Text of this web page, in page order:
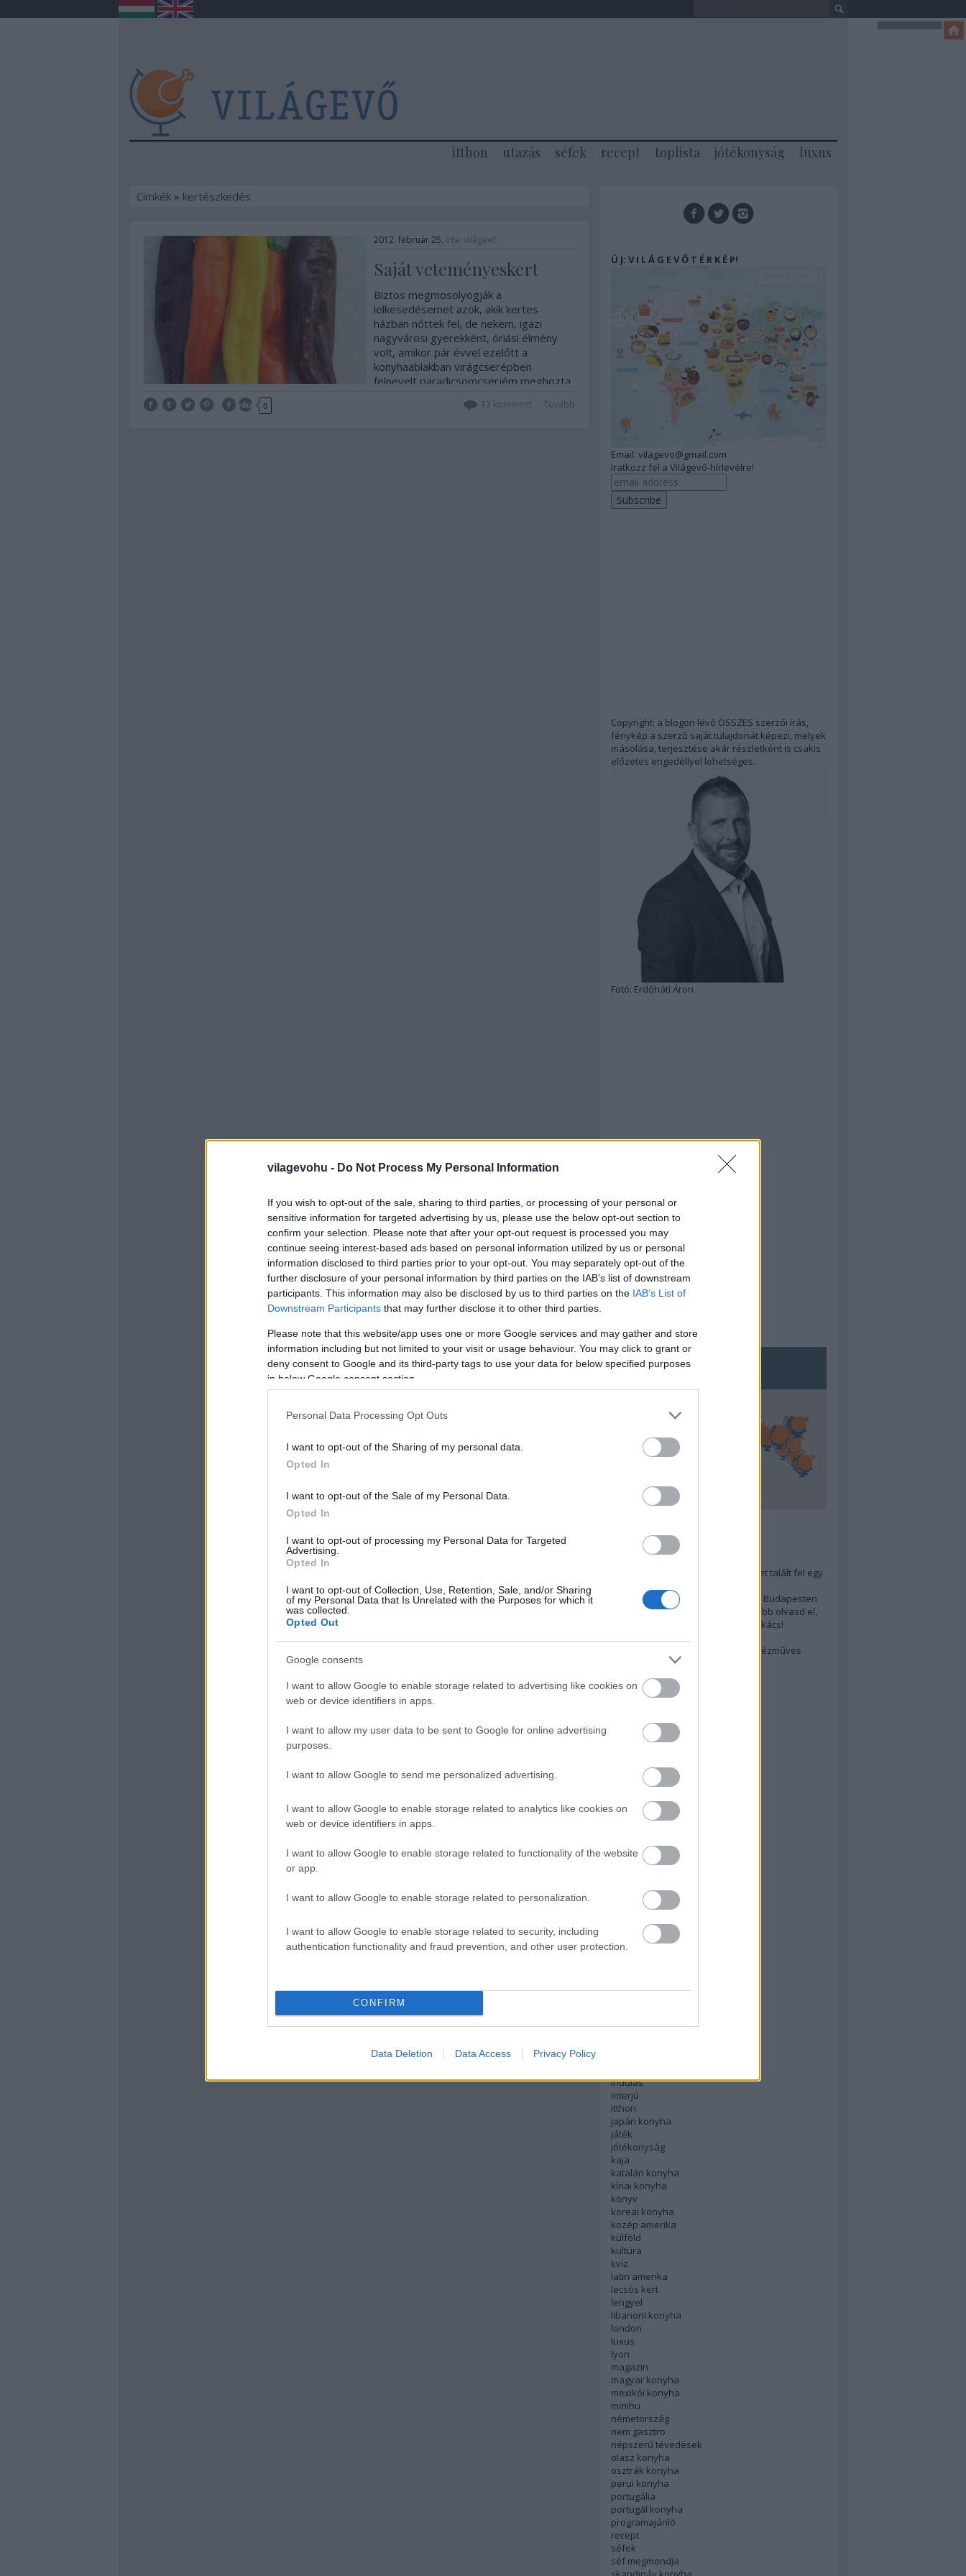
vilagevohu - Do Not Process My Personal Information
If you wish to opt-out of the sale, sharing to third parties, or processing of your personal or
sensitive information for targeted advertising by us, please use the below opt-out section to
confirm your selection. Please note that after your opt-out request is processed you may
continue seeing interest-based ads based on personal information utilized by us or personal
information disclosed to third parties prior to your opt-out. You may separately opt-out of the
further disclosure of your personal information by third parties on the IAB’s list of downstream
participants. This information may also be disclosed by us to third parties on the IAB’s List of
Downstream Participants that may further disclose it to other third parties.
Please note that this website/app uses one or more Google services and may gather and store
information including but not limited to your visit or usage behaviour. You may click to grant or
deny consent to Google and its third-party tags to use your data for below specified purposes
in below Google consent section.
Personal Data Processing Opt Outs
I want to opt-out of the Sharing of my personal data.
Opted In
I want to opt-out of the Sale of my Personal Data.
Opted In
I want to opt-out of processing my Personal Data for Targeted
Advertising.
Opted In
I want to opt-out of Collection, Use, Retention, Sale, and/or Sharing
of my Personal Data that Is Unrelated with the Purposes for which it
was collected.
Opted Out
Google consents
I want to allow Google to enable storage related to advertising like cookies on
web or device identifiers in apps.
I want to allow my user data to be sent to Google for online advertising
purposes.
I want to allow Google to send me personalized advertising.
I want to allow Google to enable storage related to analytics like cookies on
web or device identifiers in apps.
I want to allow Google to enable storage related to functionality of the website
or app.
I want to allow Google to enable storage related to personalization.
I want to allow Google to enable storage related to security, including
authentication functionality and fraud prevention, and other user protection.
CONFIRM
Data Deletion Data Access Privacy Policy
itthon utazás séfek recept toplista jótékonyság luxus
Címkék» kertészkedés
2012. február 25. írta: világevő
Saját veteményeskert
Biztos megmosolyogják a
lelkesedésemet azok, akik kertes
házban nőttek fel, de nekem, igazi
nagyvárosi gyerekként, óriási élmény
volt, amikor pár évvel ezelőtt a
konyhaablakban virágcserépben
felnevelt paradicsomcserjém meghozta
koktélcseresznye méretű…
Tetszik 0 Tovább
13 komment
Ú J: V I L Á G E V Ő T É R K É P!
Email: vilagevo@gmail.com
Iratkozz fel a Világevő-hírlevélre!
Copyright: a blogon lévő ÖSSZES szerzői írás,
fénykép a szerző saját tulajdonát képezi, melyek
másolása, terjesztése akár részletként is csakis
előzetes engedéllyel lehetséges.
Fotó: Erdőháti Áron
TOP5
Annyira menő Budapest-térképet talált fel egy
A 10 legjobb (elérhető árú) ebéd Budapesten
Szakács akarsz lenni? Akkor előbb olvasd el,
mit gondol erről egy magyar szakács!
Budapest rejtett kincsei: orosz kézműves
afrikai konyha
ázsiai konyha
baszk konyha
belgium
bocusedor
bocuse dor
dél amerika
English
északi konyha
francia konyha
holland konyha
indulás
interjú
itthon
japán konyha
játék
jótékonyság
kaja
katalán konyha
kínai konyha
könyv
koreai konyha
közép amerika
külföld
kultúra
kvíz
latin amerika
lecsós kert
lengyel
libanoni konyha
london
luxus
lyon
magazin
magyar konyha
mexikói konyha
minihu
németország
nem gasztro
népszerű tévedések
olasz konyha
osztrák konyha
perui konyha
portugália
portugál konyha
programajánló
recept
séfek
séf megmondja